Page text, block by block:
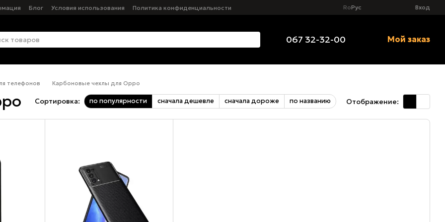
Блог Условия использования
Политика конфиденциальности
RoРус Вход
067 32-32-00 Мой заказ
телефонов Карбоновые чехлы для Oppo
Сортировка: по популярности сначала дешевле сначала дороже по названию Отображение: